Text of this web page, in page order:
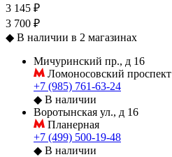
3 145 ₽
3 700 ₽
◆ В наличии в 2 магазинах
Мичуринский пр., д 16
Ломоносовский проспект
+7 (985) 761-63-24
◆ В наличии
Воротынская ул., д 16
Планерная
+7 (499) 500-19-48
◆ В наличии